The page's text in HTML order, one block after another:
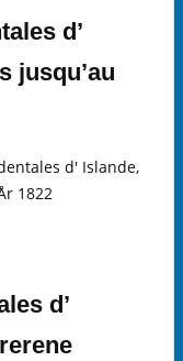
d’
jusqu’au
d' Islande,
1822
d’